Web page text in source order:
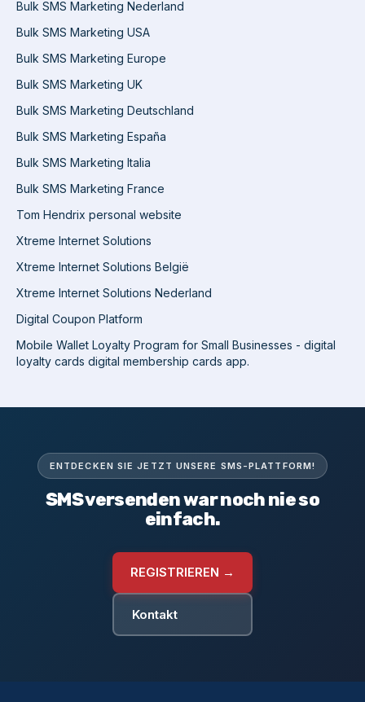
Bulk SMS Marketing Nederland
Bulk SMS Marketing USA
Bulk SMS Marketing Europe
Bulk SMS Marketing UK
Bulk SMS Marketing Deutschland
Bulk SMS Marketing España
Bulk SMS Marketing Italia
Bulk SMS Marketing France
Tom Hendrix personal website
Xtreme Internet Solutions
Xtreme Internet Solutions België
Xtreme Internet Solutions Nederland
Digital Coupon Platform
Mobile Wallet Loyalty Program for Small Businesses - digital
loyalty cards digital membership cards app.
ENTDECKEN SIE JETZT UNSERE SMS-PLATTFORM!
SMS versenden war noch nie so
einfach.
REGISTRIEREN →
Kontakt